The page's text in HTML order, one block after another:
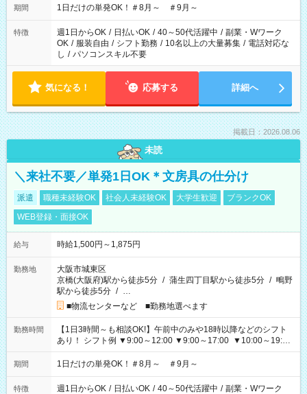
期間 1日だけの単発OK！＃8月～ ＃9月～
特徴 週1日からOK / 日払いOK / 40～50代活躍中 / 副業・Wワーク
OK / 服装自由 / シフト勤務 / 10名以上の大量募集 / 電話対応な
し / パソコンスキル不要
気になる！ 応募する 詳細へ
掲載日：2026.08.06
未読
＼来社不要／単発1日OK＊文房具の仕分け
派遣 職種未経験OK 社会人未経験OK 大学生歓迎
ブランクOK
WEB登録・面接OK
給与 時給1,500円～1,875円
勤務地
大阪市城東区
京橋(大阪府)駅から徒歩5分 / 蒲生四丁目駅から徒歩5分 / 鴫野
駅から徒歩5分 / …
■物流センターなど ■勤務地選べます
勤務時間
【1日3時間～も相談OK!】午前中のみや18時以降などのシフト
あり！ シフト例 ▼9:00～12:00 ▼9:00～17:00 ▼10:00～19:00
▼18:00～21:00
期間 1日だけの単発OK！＃8月～ ＃9月～
特徴 週1日からOK / 日払いOK / 40～50代活躍中 / 副業・Wワーク